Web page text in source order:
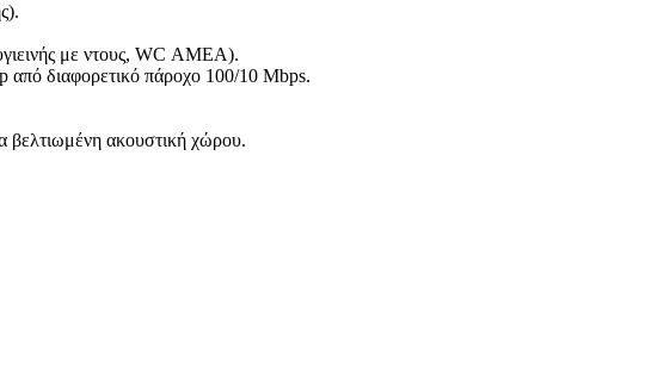
με ντους, WC ΑΜΕΑ).
από διαφορετικό πάροχο 100/10 Mbps.
βελτιωμένη ακουστική χώρου.